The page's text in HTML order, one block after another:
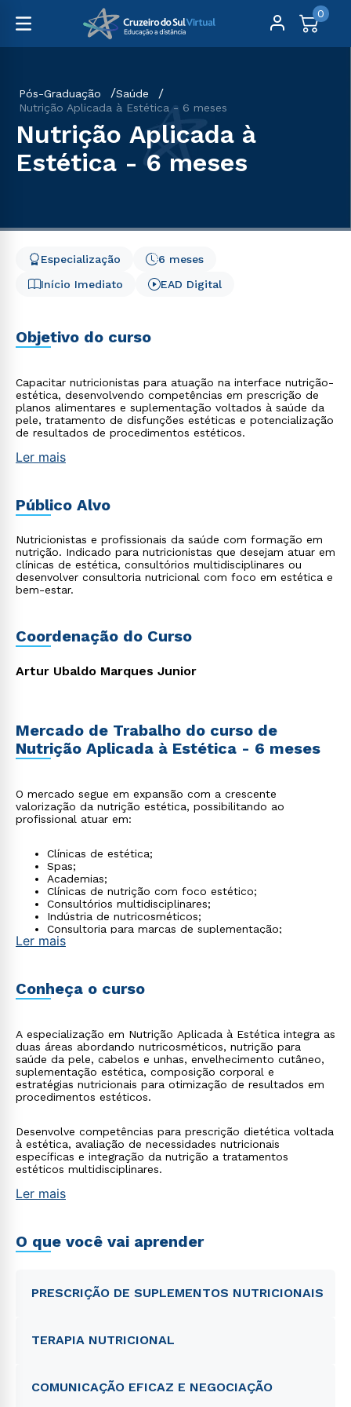
0
Pós-Graduação
Saúde
Nutrição Aplicada à Estética - 6 meses
Nutrição Aplicada à
Estética - 6 meses
Início Imediato
6 meses
Especialização
EAD Digital
Objetivo do curso
Capacitar nutricionistas para atuação na interface nutrição-
estética, desenvolvendo competências em prescrição de
planos alimentares e suplementação voltados à saúde da
pele, tratamento de disfunções estéticas e potencialização
de resultados de procedimentos estéticos.
Ler mais
Público Alvo
Nutricionistas e profissionais da saúde com formação em
nutrição. Indicado para nutricionistas que desejam atuar em
clínicas de estética, consultórios multidisciplinares ou
desenvolver consultoria nutricional com foco em estética e
bem-estar.
Coordenação do Curso
Artur Ubaldo Marques Junior
Mercado de Trabalho do curso de
Nutrição Aplicada à Estética - 6 meses
O mercado segue em expansão com a crescente
valorização da nutrição estética, possibilitando ao
profissional atuar em:
Clínicas de estética;
Spas;
Academias;
Clínicas de nutrição com foco estético;
Consultórios multidisciplinares;
Indústria de nutricosméticos;
Consultoria para marcas de suplementação;
Atendimento particular.
Ler mais
Conheça o curso
A especialização em Nutrição Aplicada à Estética integra as
duas áreas abordando nutricosméticos, nutrição para
saúde da pele, cabelos e unhas, envelhecimento cutâneo,
suplementação estética, composição corporal e
estratégias nutricionais para otimização de resultados em
procedimentos estéticos.
Desenvolve competências para prescrição dietética voltada
à estética, avaliação de necessidades nutricionais
específicas e integração da nutrição a tratamentos
estéticos multidisciplinares.
Ler mais
O que você vai aprender
PRESCRIÇÃO DE SUPLEMENTOS NUTRICIONAIS
TERAPIA NUTRICIONAL
COMUNICAÇÃO EFICAZ E NEGOCIAÇÃO